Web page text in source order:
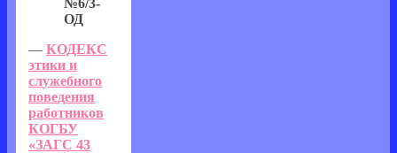
ОД
— КОДЕКС
этики и
служебного
поведения
работников
КОГБУ
«ЗАГС 43